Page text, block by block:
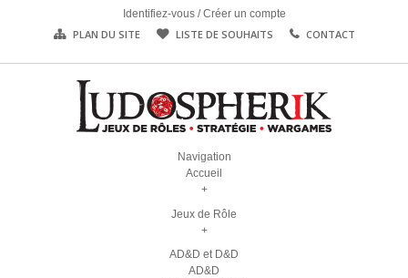
Identifiez-vous /Créer un compte
PLAN DU SITE LISTE DE SOUHAITS CONTACT
Navigation
Accueil
+
Jeux de Rôle
+
AD&D et D&D
AD&D